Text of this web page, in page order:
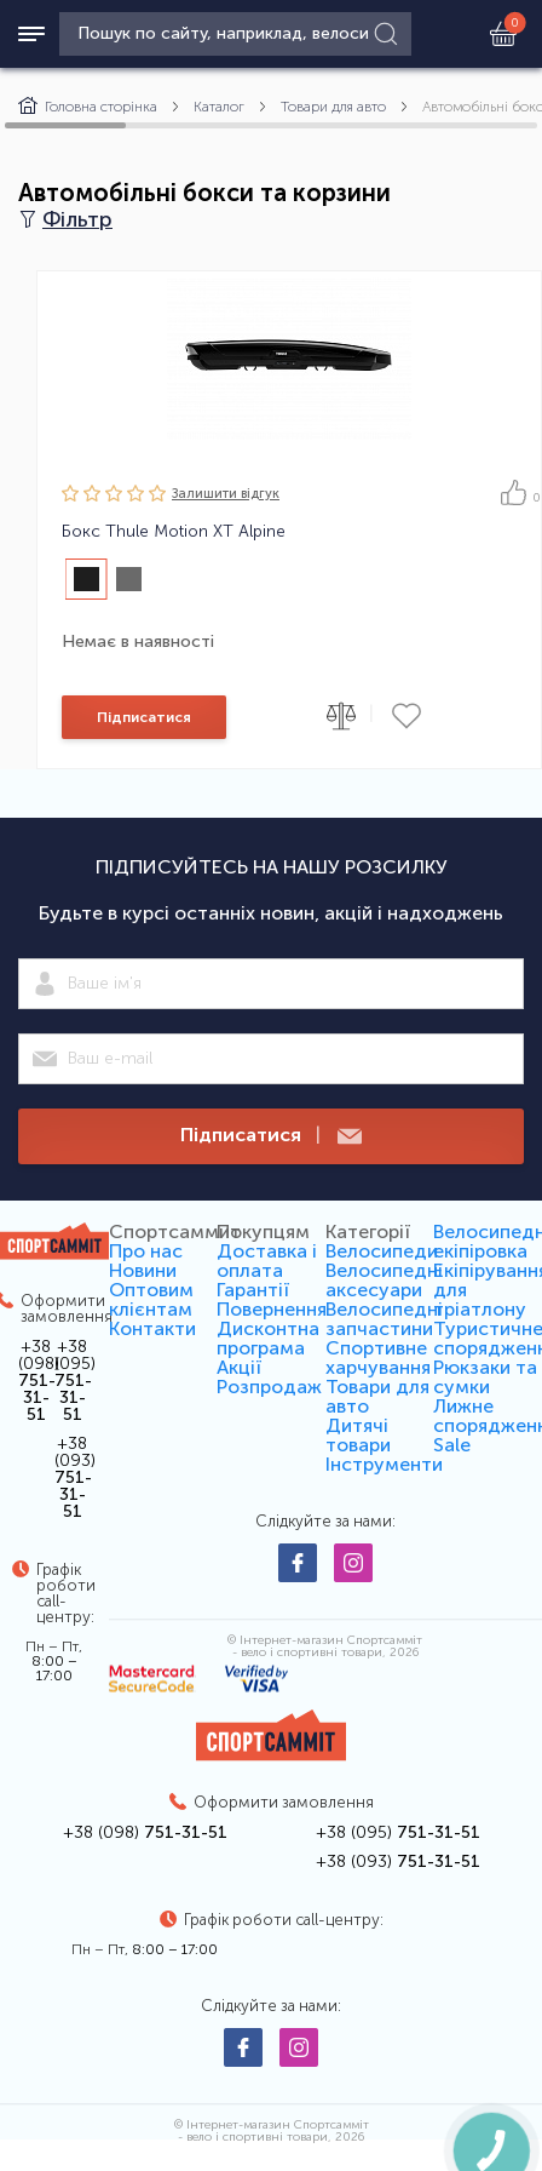
0
Головна сторінка Каталог Товари для авто Автомобільні
Автомобільні бокси та корзини
Фільтр
Залишити вiдгук 0
Бокс Thule Motion XT Alpine
Немає в наявності
Підписатися
ПІДПИСУЙТЕСЬ НА НАШУ РОЗСИЛКУ
Будьте в курсі останніх новин, акцій і надходжень
Підписатися |
Оформити
замовлення
+38
(098)
751-
31-
51
+38
(095)
751-
31-
51
+38
(093)
751-
31-
51
Графік
роботи
call-
центру:
Пн – Пт,
8:00 –
17:00
Спортсаммит
Про нас
Новини
Оптовим
клієнтам
Контакти
Покупцям
Доставка і
оплата
Гарантії
Повернення
Дисконтна
програма
Акції
Розпродаж
Категорії
Велосипеди
Велосипедні
аксесуари
Велосипедні
запчастини
Спортивне
харчування
Товари для
авто
Дитячі
товари
Інструменти
екіпіровка
для
тріатлону
Рюкзаки та
сумки
Лижне
Sale
Слідкуйте за нами:
© Інтернет-магазин Спортсамміт
- вело і спортивні товари, 2026
Оформити замовлення
+38 (098) 751-31-51 +38 (095) 751-31-51
+38 (093) 751-31-51
Графік роботи call-центру:
Пн – Пт, 8:00 – 17:00
Слідкуйте за нами:
© Інтернет-магазин Спортсамміт
- вело і спортивні товари, 2026